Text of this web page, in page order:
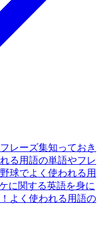
レーズ集知っておき
る用語の単語やフレ
球でよく使われる用
に関する英語を身に
よく使われる用語の